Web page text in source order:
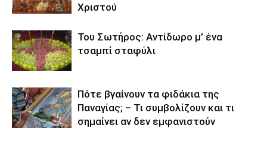
Χριστού
Του Σωτήρος: Αντίδωρο μ’ ένα
τσαμπί σταφύλι
Πότε βγαίνουν τα φιδάκια της
Παναγίας; – Τι συμβολίζουν και τι
σημαίνει αν δεν εμφανιστούν